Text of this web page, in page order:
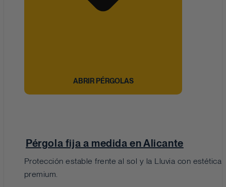
ABRIR PÉRGOLAS
Pérgola fija a medida en Alicante
Protección estable frente al sol y la Lluvia con estética
premium.